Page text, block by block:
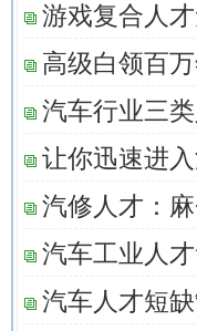
游戏复合人
高级白领百
汽车行业三
让你迅速进
汽修人才：
汽车工业人
汽车人才短